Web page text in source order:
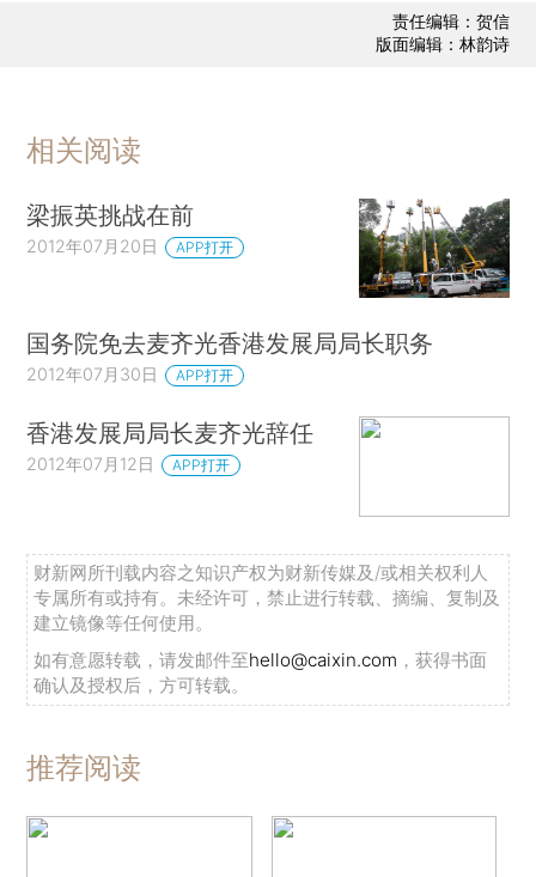
责任编辑：贺信
版面编辑：林韵诗
相关阅读
梁振英挑战在前
2012年07月20日 APP打开
国务院免去麦齐光香港发展局局长职务
2012年07月30日 APP打开
香港发展局局长麦齐光辞任
2012年07月12日 APP打开
财新网所刊载内容之知识产权为财新传媒及/或相关权利人
专属所有或持有。未经许可，禁止进行转载、摘编、复制及
建立镜像等任何使用。
如有意愿转载，请发邮件至hello@caixin.com ，获得书面
确认及授权后，方可转载。
推荐阅读